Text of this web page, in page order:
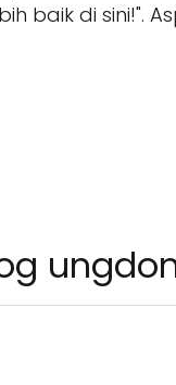
baik di sini!".